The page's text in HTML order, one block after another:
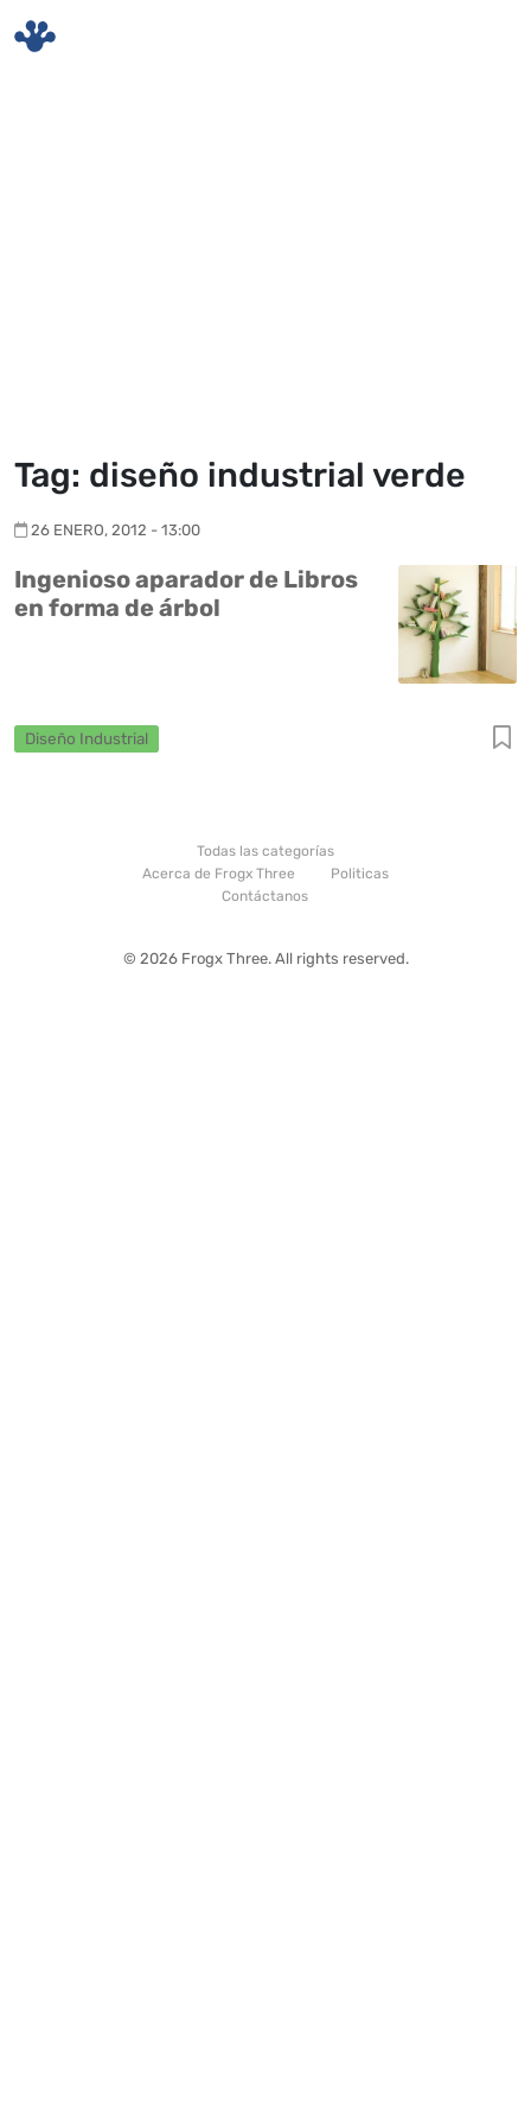
Tag: diseño industrial verde
26 ENERO, 2012 - 13:00
Ingenioso aparador de Libros
en forma de árbol
Diseño Industrial
Todas las categorías
Acerca de Frogx Three
Politicas
Contáctanos
© 2026 Frogx Three. All rights reserved.